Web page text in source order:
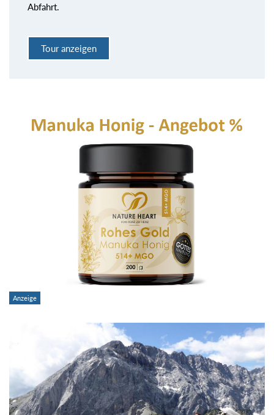
Abfahrt.
Tour anzeigen